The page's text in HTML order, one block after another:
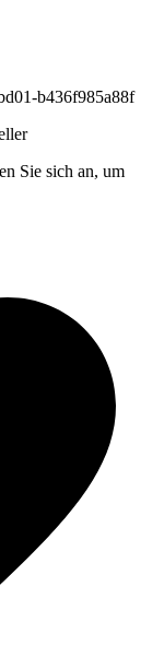
b436f985a88f
Sie sich an, um